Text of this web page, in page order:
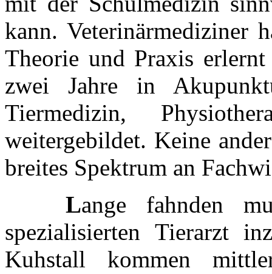
kann. Veterinärmediziner
Theorie und Praxis
zwei Jahre in
Tiermedizin,
weitergebildet. Keine
breites Spektrum an
Lange fahnden
spezialisierten Tierarzt
Kuhstall kommen